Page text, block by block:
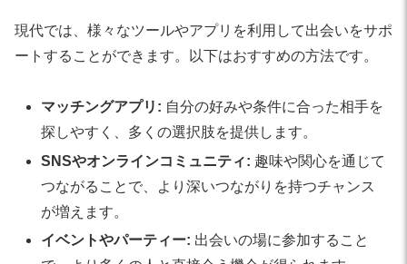
現代では、様々なツールやアプリを利用して出会いをサポ
ートすることができます。以下はおすすめの方法です。
マッチングアプリ: 自分の好みや条件に合った相手を
探しやすく、多くの選択肢を提供します。
SNSやオンラインコミュニティ: 趣味や関心を通じて
つながることで、より深いつながりを持つチャンス
が増えます。
イベントやパーティー: 出会いの場に参加すること